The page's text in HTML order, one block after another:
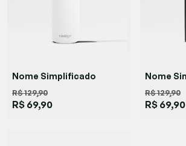
Nome Simplificado
Garrafa
Matterhorn
R$ 129,90
R$ 69,90
Nome
Garrafa
R$ 129,90
R$ 69,90